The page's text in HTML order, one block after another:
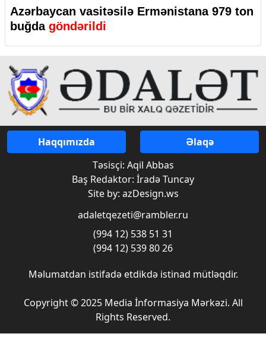
Azərbaycan vasitəsilə Ermənistana 979 ton
buğda göndərildi
Haqqımızda
Əlaqə
Təsisçi: Aqil Abbas
Baş Redaktor: İradə Tuncay
Site by: azDesign.ws
adaletqezeti@rambler.ru
(994 12) 538 51 31
(994 12) 539 80 26
Məlumatdan istifadə etdikdə istinad mütləqdir.
Copyright © 2025 Media İnformasiya Mərkəzi. All
Rights Reserved.